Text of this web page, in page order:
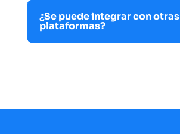
¿Se puede integrar con otras
plataformas?